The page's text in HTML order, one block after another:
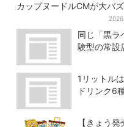
カップヌードルCMが大バ
→まさかの本家がセルフ再
「仕事早すぎ」「もうこっ
にした方が…」
同じ「黒ラ
験型の常設
1リットル
ドリンク6
【きょう